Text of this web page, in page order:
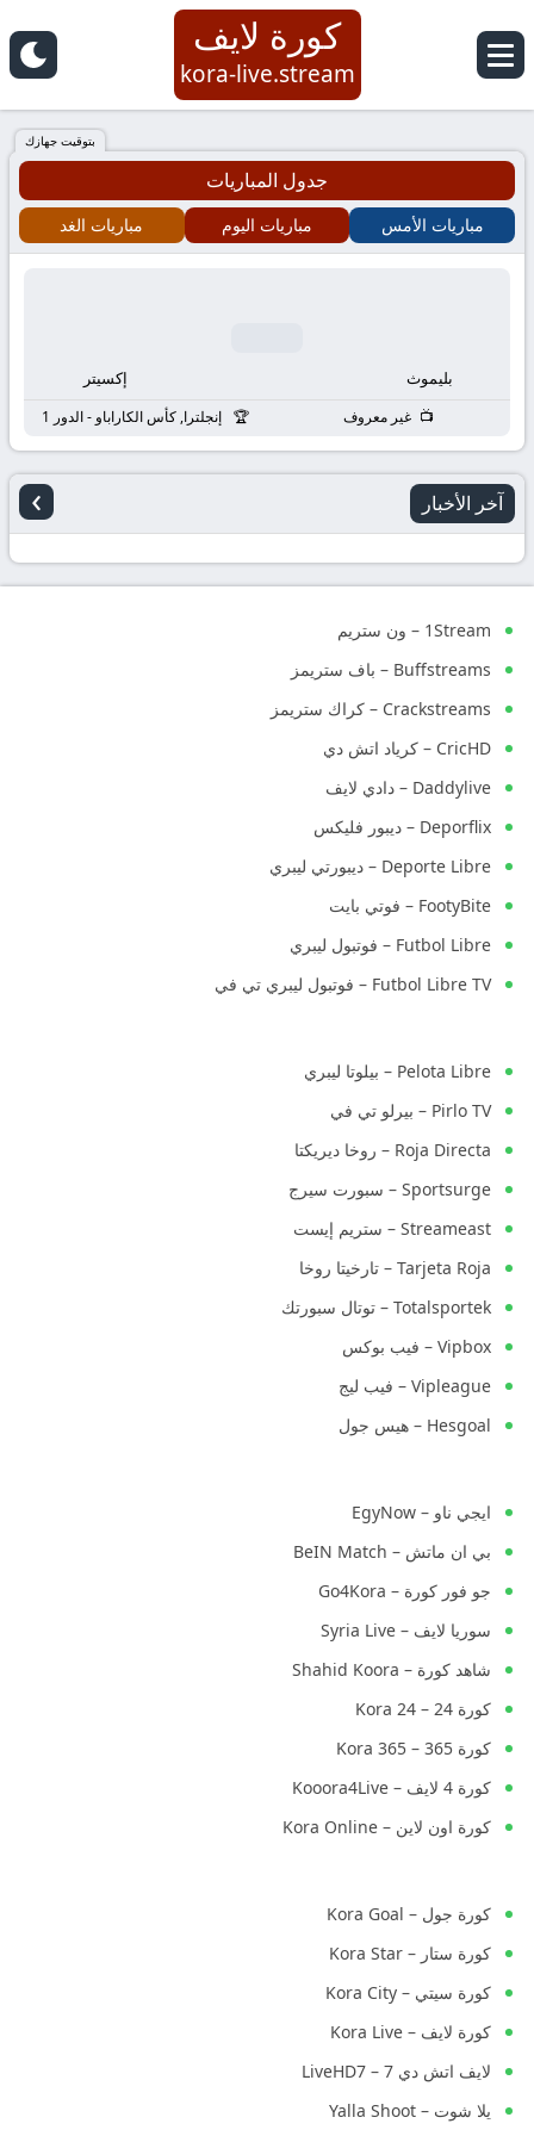
كورة
لايف
|
koora
مباريات
اليوم
بث
مباشر
جوال
kora
live
كورة لايف
kora-live.stream
بتوقيت جهازك
جدول المباريات
مباريات الأمس مباريات اليوم مباريات الغد
بليموث إكسيتر
غير معروف إنجلترا, كأس الكاراباو - الدور 1
آخر الأخبار ›
1Stream – ون ستريم
Buffstreams – باف ستريمز
Crackstreams – كراك ستريمز
CricHD – كرياد اتش دي
Daddylive – دادي لايف
Deporflix – ديبور فليكس
Deporte Libre – ديبورتي ليبري
FootyBite – فوتي بايت
Futbol Libre – فوتبول ليبري
Futbol Libre TV – فوتبول ليبري تي في
Pelota Libre – بيلوتا ليبري
Pirlo TV – بيرلو تي في
Roja Directa – روخا ديريكتا
Sportsurge – سبورت سيرج
Streameast – ستريم إيست
Tarjeta Roja – تارخيتا روخا
Totalsportek – توتال سبورتك
Vipbox – فيب بوكس
Vipleague – فيب ليج
Hesgoal – هيس جول
ايجي ناو – EgyNow
بي ان ماتش – BeIN Match
جو فور كورة – Go4Kora
سوريا لايف – Syria Live
شاهد كورة – Shahid Koora
كورة 24 – Kora 24
كورة 365 – Kora 365
كورة 4 لايف – Kooora4Live
كورة اون لاين – Kora Online
كورة جول – Kora Goal
كورة ستار – Kora Star
كورة سيتي – Kora City
كورة لايف – Kora Live
لايف اتش دي 7 – LiveHD7
يلا شوت – Yalla Shoot